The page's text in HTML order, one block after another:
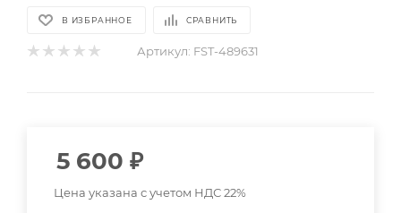
В ИЗБРАННОЕ СРАВНИТЬ
Артикул: FST-489631
5 600 ₽
Цена указана с учетом НДС 22%